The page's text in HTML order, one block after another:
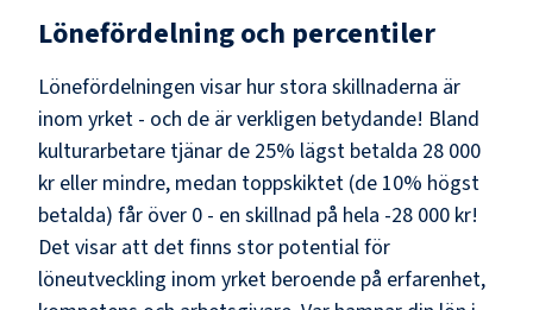
Lönefördelning och percentiler
Lönefördelningen visar hur stora skillnaderna är
inom yrket - och de är verkligen betydande! Bland
kulturarbetare tjänar de 25% lägst betalda 28 000
kr eller mindre, medan toppskiktet (de 10% högst
betalda) får över 0 - en skillnad på hela -28 000 kr!
Det visar att det finns stor potential för
löneutveckling inom yrket beroende på erfarenhet,